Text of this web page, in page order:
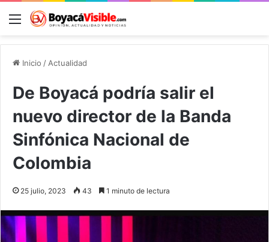
Menú
Inicio / Actualidad
De Boyacá podría salir el
nuevo director de la Banda
Sinfónica Nacional de
Colombia
25 julio, 2023 43 1 minuto de lectura